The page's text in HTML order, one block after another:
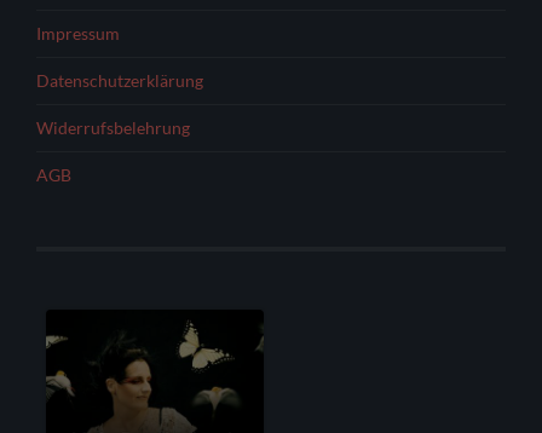
Impressum
Datenschutzerklärung
Widerrufsbelehrung
AGB